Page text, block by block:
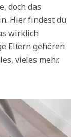
doch das
Hier findest du
wirklich
Eltern gehören
vieles mehr.